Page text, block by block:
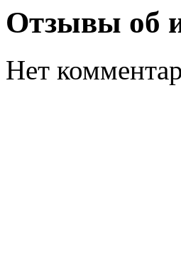
Отзывы об
Нет